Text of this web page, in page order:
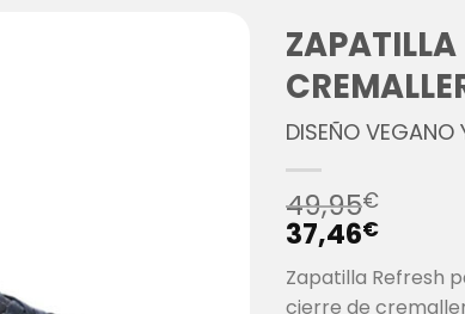
DISEÑO VEGANO
49,95€
37,46€
Zapatilla Refresh
cierre de